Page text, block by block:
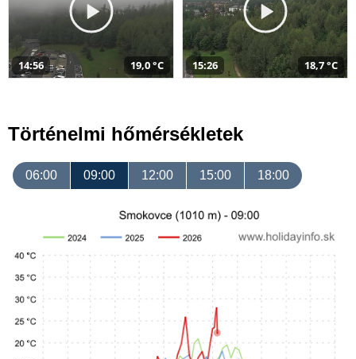
14:56 19,0 °C 15:26 18,7 °C
Történelmi hőmérsékletek
06:00 09:00 12:00 15:00 18:00